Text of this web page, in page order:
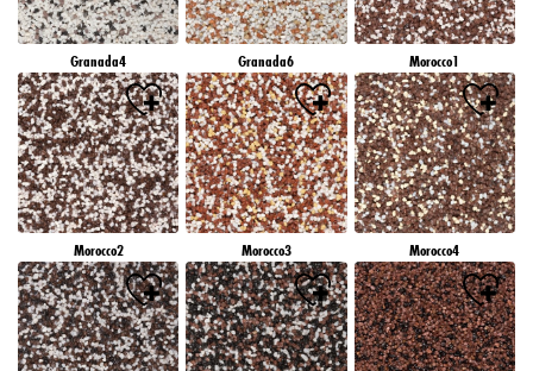
Granada4 Granada6 Morocco1
Morocco2 Morocco3 Morocco4